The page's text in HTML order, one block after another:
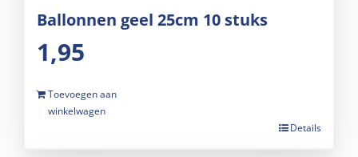
Ballonnen geel 25cm 10 stuks
1,95
Toevoegen aan
winkelwagen
Details